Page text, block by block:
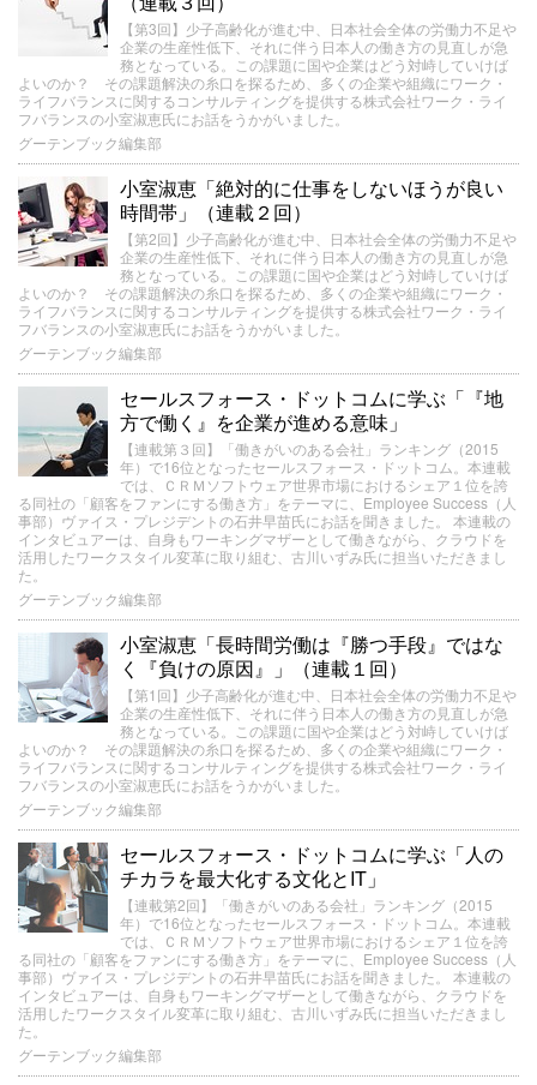
【第3回】少子高齢化が進む中、日本社会全体の労働力不足や
企業の生産性低下、それに伴う日本人の働き方の見直しが急
務となっている。この課題に国や企業はどう対峙していけば
よいのか？ その課題解決の糸口を探るため、多くの企業や組織にワーク・
ライフバランスに関するコンサルティングを提供する株式会社ワーク・ライ
フバランスの小室淑恵氏にお話をうかがいました。
グーテンブック編集部
小室淑恵「絶対的に仕事をしないほうが良い
時間帯」（連載２回）
【第2回】少子高齢化が進む中、日本社会全体の労働力不足や
企業の生産性低下、それに伴う日本人の働き方の見直しが急
務となっている。この課題に国や企業はどう対峙していけば
よいのか？ その課題解決の糸口を探るため、多くの企業や組織にワーク・
ライフバランスに関するコンサルティングを提供する株式会社ワーク・ライ
フバランスの小室淑恵氏にお話をうかがいました。
グーテンブック編集部
セールスフォース・ドットコムに学ぶ「『地
方で働く』を企業が進める意味」
【連載第３回】「働きがいのある会社」ランキング（2015
年）で16位となったセールスフォース・ドットコム。本連載
では、ＣＲＭソフトウェア世界市場におけるシェア１位を誇
る同社の「顧客をファンにする働き方」をテーマに、Employee Success（人
事部）ヴァイス・プレジデントの石井早苗氏にお話を聞きました。 本連載の
インタビュアーは、自身もワーキングマザーとして働きながら、クラウドを
活用したワークスタイル変革に取り組む、古川いずみ氏に担当いただきまし
た。
グーテンブック編集部
小室淑恵「長時間労働は『勝つ手段』ではな
く『負けの原因』」（連載１回）
【第1回】少子高齢化が進む中、日本社会全体の労働力不足や
企業の生産性低下、それに伴う日本人の働き方の見直しが急
務となっている。この課題に国や企業はどう対峙していけば
よいのか？ その課題解決の糸口を探るため、多くの企業や組織にワーク・
ライフバランスに関するコンサルティングを提供する株式会社ワーク・ライ
フバランスの小室淑恵氏にお話をうかがいました。
グーテンブック編集部
セールスフォース・ドットコムに学ぶ「人の
チカラを最大化する文化とIT」
【連載第2回】「働きがいのある会社」ランキング（2015
年）で16位となったセールスフォース・ドットコム。本連載
では、ＣＲＭソフトウェア世界市場におけるシェア１位を誇
る同社の「顧客をファンにする働き方」をテーマに、Employee Success（人
事部）ヴァイス・プレジデントの石井早苗氏にお話を聞きました。 本連載の
インタビュアーは、自身もワーキングマザーとして働きながら、クラウドを
活用したワークスタイル変革に取り組む、古川いずみ氏に担当いただきまし
た。
グーテンブック編集部